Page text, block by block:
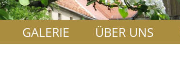
GALERIE ÜBER UNS